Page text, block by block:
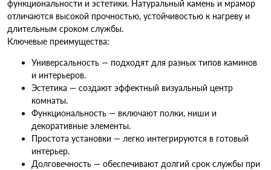
функциональности и эстетики. Натуральный камень и мрамор
отличаются высокой прочностью, устойчивостью к нагреву и
длительным сроком службы.
Ключевые преимущества:
Универсальность — подходят для разных типов каминов
и интерьеров.
Эстетика — создают эффектный визуальный центр
комнаты.
Функциональность — включают полки, ниши и
декоративные элементы.
Простота установки — легко интегрируются в готовый
интерьер.
Долговечность — обеспечивают долгий срок службы при